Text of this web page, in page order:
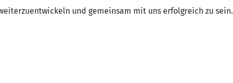
und gemeinsam mit uns erfolgreich zu sein.